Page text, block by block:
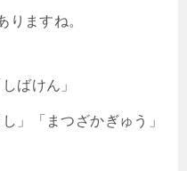
りますね。
ばけん」
」「まつざかぎゅう」